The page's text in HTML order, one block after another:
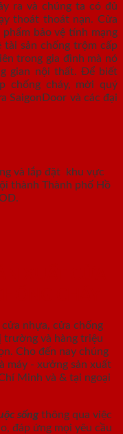
ra và chúng ta có đủ
thoát thoát nạn. Cửa
bảo vệ tính mạng
tài sản chống trộm cấp
trong gia đình mà nó
gian nội thất. Để biết
chống cháy, mời quý
SaigonDoor và các đại
và lắp đặt khu vực
thành Thành phố Hồ
cửa nhựa, cửa chống
trường và hàng triệu
Cho đến nay chúng
máy - xưởng sản xuất
Minh và & tại ngoại
sống thông qua việc
đáp ứng mọi yêu cầu